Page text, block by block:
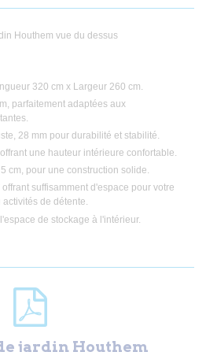
320 cm x Largeur 260 cm.
parfaitement adaptées aux
28 mm pour durabilité et stabilité.
une hauteur intérieure confortable.
cm, pour une construction solide.
suffisamment d'espace pour votre
de détente.
de stockage à l'intérieur.
jardin Houthem